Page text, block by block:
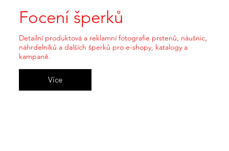
Focení šperků
Detailní produktová a reklamní fotografie prstenů, náušnic,
náhrdelníků a dalších šperků pro e-shopy, katalogy a
kampaně.
Více